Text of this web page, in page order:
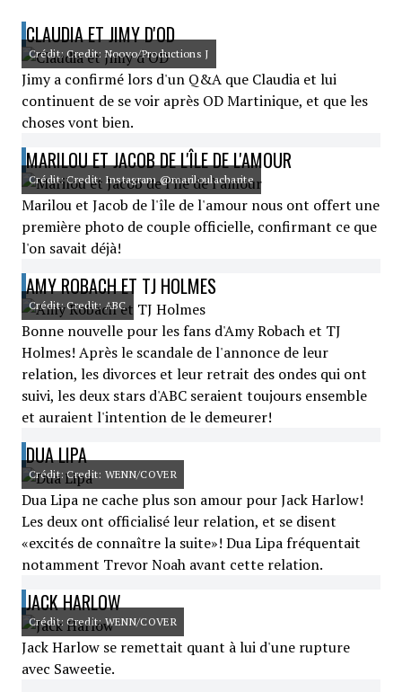
CLAUDIA ET JIMY D'OD
Crédit: Credit: Noovo/Productions J
Jimy a confirmé lors d'un Q&A que Claudia et lui
continuent de se voir après OD Martinique, et que les
choses vont bien.
MARILOU ET JACOB DE L'ÎLE DE L'AMOUR
Crédit: Credit: Instagram @mariloulacharite
Marilou et Jacob de l'île de l'amour nous ont offert une
première photo de couple officielle, confirmant ce que
l'on savait déjà!
AMY ROBACH ET TJ HOLMES
Crédit: Credit: ABC
Bonne nouvelle pour les fans d'Amy Robach et TJ
Holmes! Après le scandale de l'annonce de leur
relation, les divorces et leur retrait des ondes qui ont
suivi, les deux stars d'ABC seraient toujours ensemble
et auraient l'intention de le demeurer!
DUA LIPA
Crédit: Credit: WENN/COVER
Dua Lipa ne cache plus son amour pour Jack Harlow!
Les deux ont officialisé leur relation, et se disent
«excités de connaître la suite»! Dua Lipa fréquentait
notamment Trevor Noah avant cette relation.
JACK HARLOW
Crédit: Credit: WENN/COVER
Jack Harlow se remettait quant à lui d'une rupture
avec Saweetie.